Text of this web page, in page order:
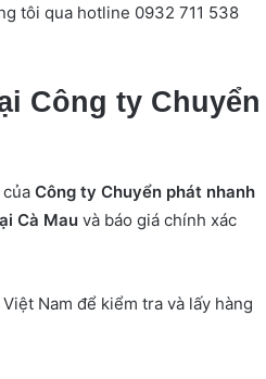
tôi qua hotline 0932 711 538
Công ty Chuyển
Công ty Chuyển phát nhanh
Cà Mauvà báo giá chính xác
Nam để kiểm tra và lấy hàng